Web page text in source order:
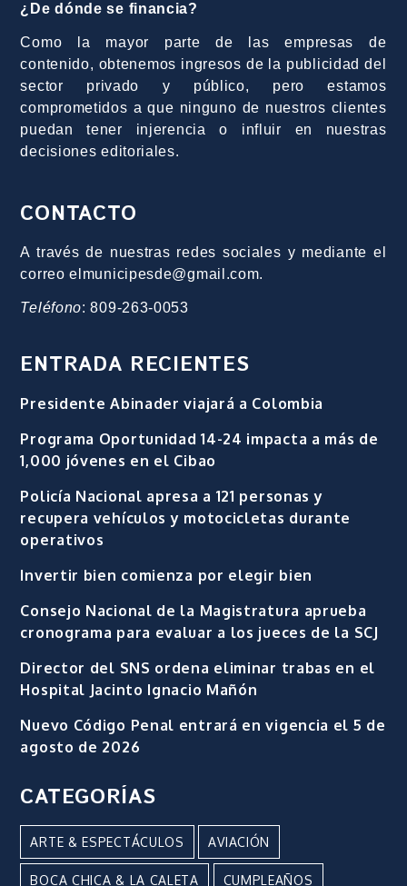
¿De dónde se financia?
Como la mayor parte de las empresas de
contenido, obtenemos ingresos de la publicidad del
sector privado y público, pero estamos
comprometidos a que ninguno de nuestros clientes
puedan tener injerencia o influir en nuestras
decisiones editoriales.
CONTACTO
A través de nuestras redes sociales y mediante el
correo elmunicipesde@gmail.com.
Teléfono: 809-263-0053
ENTRADA RECIENTES
Presidente Abinader viajará a Colombia
Programa Oportunidad 14-24 impacta a más de
1,000 jóvenes en el Cibao
Policía Nacional apresa a 121 personas y
recupera vehículos y motocicletas durante
operativos
Invertir bien comienza por elegir bien
Consejo Nacional de la Magistratura aprueba
cronograma para evaluar a los jueces de la SCJ
Director del SNS ordena eliminar trabas en el
Hospital Jacinto Ignacio Mañón
Nuevo Código Penal entrará en vigencia el 5 de
agosto de 2026
CATEGORÍAS
ARTE & ESPECTÁCULOS AVIACIÓN
BOCA CHICA & LA CALETA CUMPLEAÑOS